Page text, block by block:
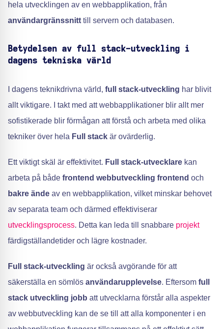
hela utvecklingen av en webbapplikation, från
användargränssnitt till servern och databasen.
Betydelsen av full stack-utveckling i
dagens tekniska värld
I dagens teknikdrivna värld, full stack-utveckling har blivit
allt viktigare. I takt med att webbapplikationer blir allt mer
sofistikerade blir förmågan att förstå och arbeta med olika
tekniker över hela Full stack är ovärderlig.
Ett viktigt skäl är effektivitet. Full stack-utvecklare kan
arbeta på både frontend webbutveckling frontend och
bakre ände av en webbapplikation, vilket minskar behovet
av separata team och därmed effektiviserar
utvecklingsprocess. Detta kan leda till snabbare projekt
färdigställandetider och lägre kostnader.
Full stack-utveckling är också avgörande för att
säkerställa en sömlös användarupplevelse. Eftersom full
stack utveckling jobb att utvecklarna förstår alla aspekter
av webbutveckling kan de se till att alla komponenter i en